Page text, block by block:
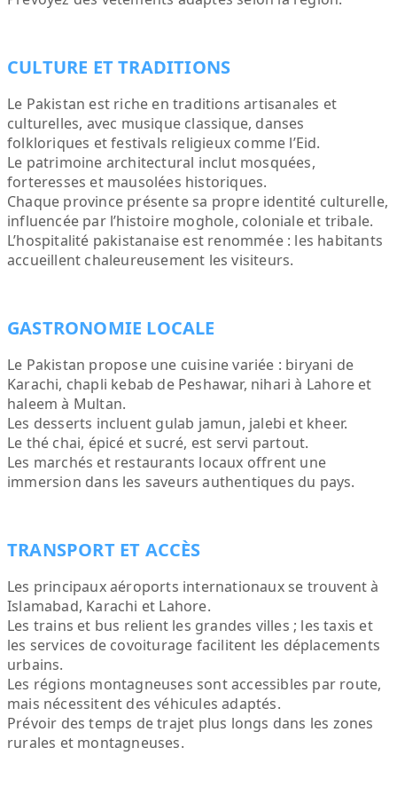
CULTURE ET TRADITIONS
Le Pakistan est riche en traditions artisanales et
culturelles, avec musique classique, danses
folkloriques et festivals religieux comme l’Eid.
Le patrimoine architectural inclut mosquées,
forteresses et mausolées historiques.
Chaque province présente sa propre identité culturelle,
influencée par l’histoire moghole, coloniale et tribale.
L’hospitalité pakistanaise est renommée : les habitants
accueillent chaleureusement les visiteurs.
GASTRONOMIE LOCALE
Le Pakistan propose une cuisine variée : biryani de
Karachi, chapli kebab de Peshawar, nihari à Lahore et
haleem à Multan.
Les desserts incluent gulab jamun, jalebi et kheer.
Le thé chai, épicé et sucré, est servi partout.
Les marchés et restaurants locaux offrent une
immersion dans les saveurs authentiques du pays.
TRANSPORT ET ACCÈS
Les principaux aéroports internationaux se trouvent à
Islamabad, Karachi et Lahore.
Les trains et bus relient les grandes villes ; les taxis et
les services de covoiturage facilitent les déplacements
urbains.
Les régions montagneuses sont accessibles par route,
mais nécessitent des véhicules adaptés.
Prévoir des temps de trajet plus longs dans les zones
rurales et montagneuses.